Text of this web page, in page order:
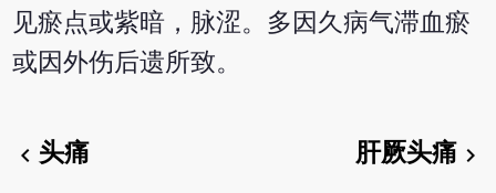
见瘀点或紫暗，脉涩。多因久病气滞血瘀
或因外伤后遗所致。
chevron_left头痛 肝厥头痛 chevron_right